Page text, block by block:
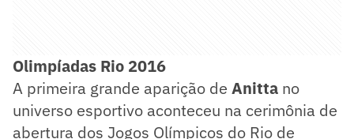
Olimpíadas Rio 2016
A primeira grande aparição de Anitta no
universo esportivo aconteceu na cerimônia de
abertura dos Jogos Olímpicos do Rio de